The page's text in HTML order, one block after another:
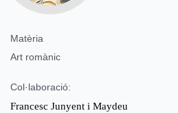
Matèria
Art romànic
Col·laboració:
Francesc Junyent i Maydeu